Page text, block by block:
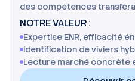
des compétences
NOTRE VALEUR :
Expertise ENR, efficacité
Identification de viviers
Lecture marché concrète